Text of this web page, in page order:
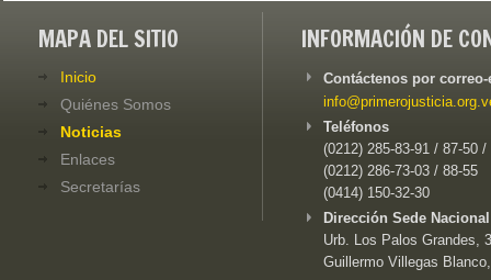
MAPA DEL SITIO
Inicio
Quiénes Somos
Noticias
Enlaces
Secretarías
INFORMACIÓN DE
Contáctenos por
Teléfonos
(0212) 285-83-91 / 87-50 /
(0212) 286-73-03 / 88-55
(0414) 150-32-30
Dirección Sede
Urb. Los Palos Grandes,
Guillermo Villegas